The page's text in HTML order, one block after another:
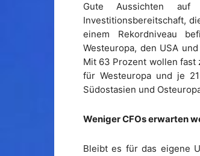
Gute Aussichten auf
Investitionsbereitschaft,
einem Rekordniveau
Westeuropa, den USA
Mit 63 Prozent wollen
für Westeuropa und je
Südostasien und
Weniger CFOs erwarten
Bleibt es für das eigene